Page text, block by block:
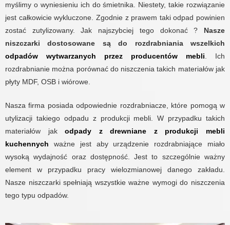
myślimy o wyniesieniu ich do śmietnika. Niestety, takie rozwiązanie
jest całkowicie wykluczone. Zgodnie z prawem taki odpad powinien
zostać zutylizowany. Jak najszybciej tego dokonać ? Nasze
niszczarki dostosowane są do rozdrabniania wszelkich
odpadów wytwarzanych przez producentów mebli . Ich
rozdrabnianie można porównać do niszczenia takich materiałów jak
płyty MDF, OSB i wiórowe.
Nasza firma posiada odpowiednie rozdrabniacze, które pomogą w
utylizacji takiego odpadu z produkcji mebli. W przypadku takich
materiałów jakodpady z drewniane z produkcji mebli
kuchennych ważne jest aby urządzenie rozdrabniające miało
wysoką wydajność oraz dostępność. Jest to szczególnie ważny
element w przypadku pracy wielozmianowej danego zakładu.
Nasze niszczarki spełniają wszystkie ważne wymogi do niszczenia
tego typu odpadów.